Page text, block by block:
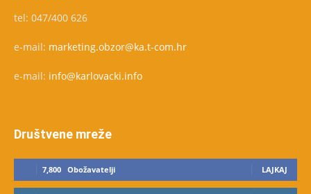
tel: 047/400 626
e-mail: marketing.obzor@ka.t-com.hr
e-mail: info@karlovacki.info
Društvene mreže
7,800 Obožavatelji LAJKAJ